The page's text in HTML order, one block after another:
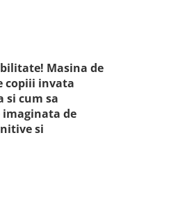
Masina de
copiii invata
si cum sa
de
si